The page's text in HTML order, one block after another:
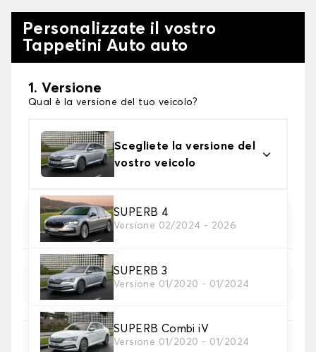
Personalizzate il vostro
Tappetini Auto auto
1. Versione
Qual è la versione del tuo veicolo?
Scegliete la versione del
vostro veicolo
SUPERB 4
Versione 02/2024 - 2026
SUPERB 3
Versione 01/2020 - 01/2024
SUPERB Combi iV
Versione 01/2020 - 01/2024
2. Materiale
Scegli il materiale del tappetini auto
3. Set di tappetini
Selezionare il numero di tappetini per auto
necessari.
4. Colori dei tappetini